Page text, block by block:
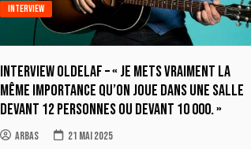
Interview
INTERVIEW OLDELAF – « Je mets vraiment la
même importance qu’on joue dans une salle
devant 12 personnes ou devant 10 000. »
Arbas 21 mai 2025